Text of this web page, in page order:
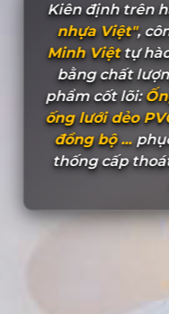
Kiên định trên
nhựa Việt",
Minh Việttự
bằng chất
phẩm cốt lõi:
ống lưới dẻo
đồng bộ ...
thống cấp